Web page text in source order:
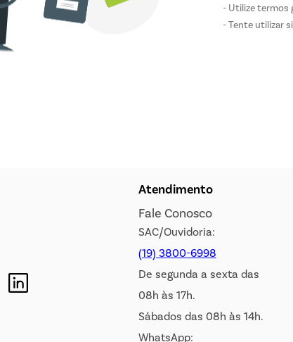
Utilize termos
Tente utilizar
Atendimento
Fale Conosco
SAC/Ouvidoria:
(19) 3800-6998
De segunda a sexta das
08h às 17h.
Sábados das 08h às 14h.
WhatsApp: